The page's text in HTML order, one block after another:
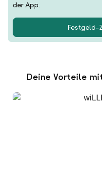
der App.
Festgeld-
Deine Vorteile